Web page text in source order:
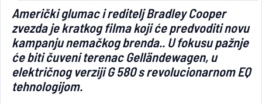
Američki glumac i reditelj Bradley Cooper
zvezda je kratkog filma koji će predvoditi novu
kampanju nemačkog brenda.. U fokusu pažnje
će biti čuveni terenac Gelländewagen, u
električnog verziji G 580 s revolucionarnom EQ
tehnologijom.